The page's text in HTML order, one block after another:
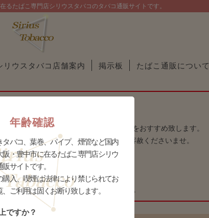
たばこ専門店シリウスタバコのタバコ通販サイトです。
リウスタバコ店舗案内 掲示板 たばこ通販について
休業 : 8月11日(火)～14日(金)】
合がございますので、お早目のご注文をおすすめ致します。
(土)以降の発送となります事、予めご容赦くださいませ。
業：8月11日(火)～17日(月) 】
業：8月9日(日)～16日(日) 】
り、16時までの営業とさせて頂きます。
年齢確認
バコ、葉巻、パイプ、煙管など国内
・豊中市に在るたばこ専門店シリウ
サイトです。
入、喫煙は法律により禁じられてお
ご利用は固くお断り致します。
ですか？